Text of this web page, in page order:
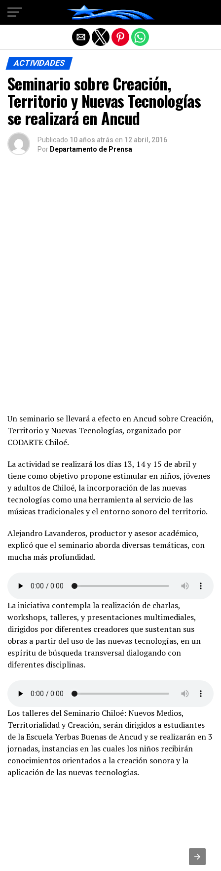
ACTIVIDADES
Seminario sobre Creación,
Territorio y Nuevas Tecnologías
se realizará en Ancud
Publicado 10 años atrás en 12 abril, 2016
Por Departamento de Prensa
Un seminario se llevará a efecto en Ancud sobre Creación,
Territorio y Nuevas Tecnologías, organizado por
CODARTE Chiloé.
La actividad se realizará los días 13, 14 y 15 de abril y
tiene como objetivo propone estimular en niños, jóvenes
y adultos de Chiloé, la incorporación de las nuevas
tecnologías como una herramienta al servicio de las
músicas tradicionales y el entorno sonoro del territorio.
Alejandro Lavanderos, productor y asesor académico,
explicó que el seminario aborda diversas temáticas, con
mucha más profundidad.
La iniciativa contempla la realización de charlas,
workshops, talleres, y presentaciones multimediales,
dirigidos por diferentes creadores que sustentan sus
obras a partir del uso de las nuevas tecnologías, en un
espíritu de búsqueda transversal dialogando con
diferentes disciplinas.
Los talleres del Seminario Chiloé: Nuevos Medios,
Territorialidad y Creación, serán dirigidos a estudiantes
de la Escuela Yerbas Buenas de Ancud y se realizarán en 3
jornadas, instancias en las cuales los niños recibirán
conocimientos orientados a la creación sonora y la
aplicación de las nuevas tecnologías.
Salir de la versión móvil